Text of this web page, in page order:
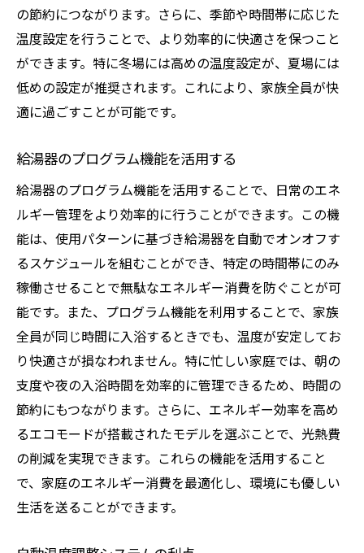
の節約につながります。さらに、季節や時間帯に応じた
温度設定を行うことで、より効率的に快適さを保つこと
ができます。特に冬場には高めの温度設定が、夏場には
低めの設定が推奨されます。これにより、家族全員が快
適に過ごすことが可能です。
給湯器のプログラム機能を活用する
給湯器のプログラム機能を活用することで、日常のエネ
ルギー管理をより効率的に行うことができます。この機
能は、使用パターンに基づき給湯器を自動でオンオフす
るスケジュールを組むことができ、特定の時間帯にのみ
稼働させることで無駄なエネルギー消費を防ぐことが可
能です。また、プログラム機能を利用することで、家族
全員が同じ時間に入浴するときでも、温度が安定してお
り快適さが損なわれません。特に忙しい家庭では、朝の
支度や夜の入浴時間を効率的に管理できるため、時間の
節約にもつながります。さらに、エネルギー効率を高め
るエコモードが搭載されたモデルを選ぶことで、光熱費
の削減を実現できます。これらの機能を活用すること
で、家庭のエネルギー消費を最適化し、環境にも優しい
生活を送ることができます。